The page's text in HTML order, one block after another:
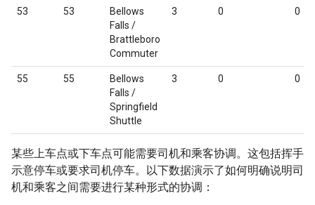
53 53
Bellows
Falls /
Brattleboro
Commuter
3 0 0
55 55
Bellows
Falls /
Springfield
Shuttle
3 0 0
某些上车点或下车点可能需要司机和乘客协调。这包括挥手
示意停车或要求司机停车。以下数据演示了如何明确说明司
机和乘客之间需要进行某种形式的协调：